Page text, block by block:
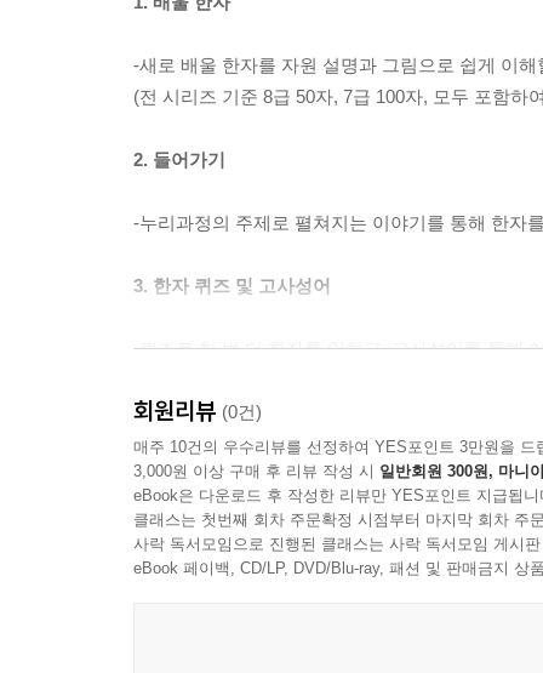
-새로 배울 한자를 자원 설명과 그림으로 쉽게 이
(전 시리즈 기준 8급 50자, 7급 100자, 모두 포함하
2. 들어가기
-누리과정의 주제로 펼쳐지는 이야기를 통해 한자
3. 한자 퀴즈 및 고사성어
-퀴즈로 한 번 더 한자를 익히고, 고사성어를 통해
4, 알아보기, 익히기, 정리하기
-오리기, 그리기, 색칠하기, 길 찾기 등 다양한 활
▶1권 소개
회원리뷰 (0건)
매주 10건의 우수리뷰를 선정하여 YES포인트 3만원을 드
3,000원 이상 구매 후 리뷰 작성 시 일반회원 300원, 마니
eBook은 다운로드 후 작성한 리뷰만 YES포인트 지급됩니
클래스는 첫번째 회차 주문확정 시점부터 마지막 회차 주
사락 독서모임으로 진행된 클래스는 사락 독서모임 게시
eBook 페이백, CD/LP, DVD/Blu-ray, 패션 및 판매금지 상